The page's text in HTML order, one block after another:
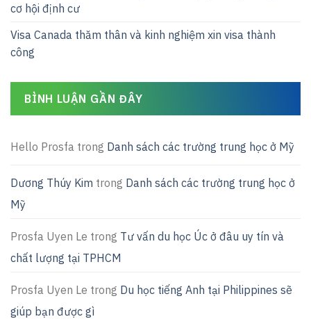
cơ hội định cư
Visa Canada thăm thân và kinh nghiệm xin visa thành
công
BÌNH LUẬN GẦN ĐÂY
Hello Prosfa trong Danh sách các trường trung học ở Mỹ
Dương Thúy Kim trong Danh sách các trường trung học ở
Mỹ
Prosfa Uyen Le trong Tư vấn du học Úc ở đâu uy tín và
chất lượng tại TPHCM
Prosfa Uyen Le trong Du học tiếng Anh tại Philippines sẽ
giúp bạn được gì